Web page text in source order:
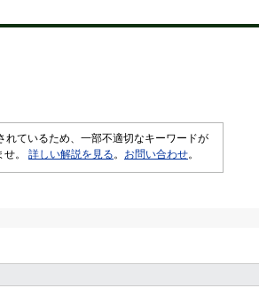
ているため、一部不適切なキーワードが
せ。 詳しい解説を見る 。 お問い合わせ。